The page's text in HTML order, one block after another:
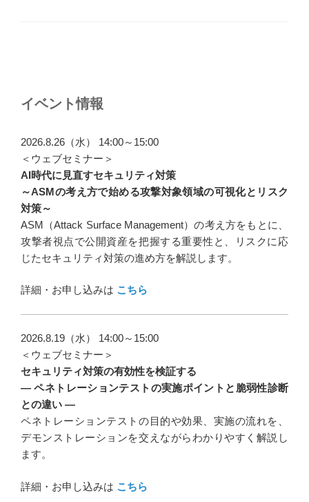
ナ
ゲ
ー
シ
ョ
ン
イベント情報
2026.8.26（水） 14:00～15:00
＜ウェブセミナー＞
AI時代に見直すセキュリティ対策
～ASMの考え方で始める攻撃対象領域の可視化とリスク
対策～
ASM（Attack Surface Management）の考え方をもとに、
攻撃者視点で公開資産を把握する重要性と、リスクに応
じたセキュリティ対策の進め方を解説します。
詳細・お申し込みは こちら
2026.8.19（水） 14:00～15:00
＜ウェブセミナー＞
セキュリティ対策の有効性を検証する
― ペネトレーションテストの実施ポイントと脆弱性診断
との違い ―
ペネトレーションテストの目的や効果、実施の流れを、
デモンストレーションを交えながらわかりやすく解説し
ます。
詳細・お申し込みは こちら